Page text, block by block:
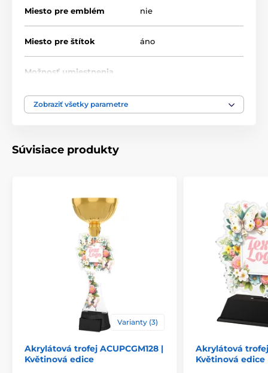
Miesto pre emblém nie
Miesto pre štítok áno
Možnosť umiestnenia
Výška cm 28.5-32-34.5
Motív
Spôsob personalizácie
Zobraziť všetky parametre
Súvisiace produkty
Varianty (3)
Akrylátová trofej ACUPCGM128 |
Květinová edice
Akrylátová
Květinová edice